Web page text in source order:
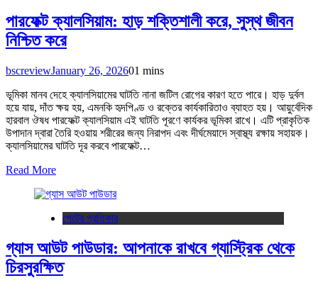
পারফেক্ট ক্যালসিয়াম: হাড় শক্তিশালী করে, সুস্থ জীবন
নিশ্চিত করে
bscreviewJanuary 26, 202601 mins
ভূমিকা মানব দেহে ক্যালসিয়ামের ঘাটতি নানা জটিল রোগের কারণ হতে পারে। হাড় দুর্বল
হয়ে যায়, দাঁত ক্ষয় হয়, এমনকি হৃদপিণ্ড ও রক্তের কার্যকারিতাও ব্যাহত হয়। আয়ুর্বেদিক
হারবাল ঔষধ পারফেক্ট ক্যালসিয়াম এই ঘাটতি পূরণে কার্যকর ভূমিকা রাখে। এটি প্রাকৃতিক
উপাদান দ্বারা তৈরি হওয়ায় শরীরের জন্য নিরাপদ এবং দীর্ঘমেয়াদে স্বাস্থ্য রক্ষায় সহায়ক।
ক্যালসিয়ামের ঘাটতি দূর করবে পারফেক্ট…
Read More
পেটের প্রতিকার
গ্যাস আউট পাউডার: আপনাকে রাখবে গ্যাস্ট্রিক থেকে
চিরসুরক্ষিত